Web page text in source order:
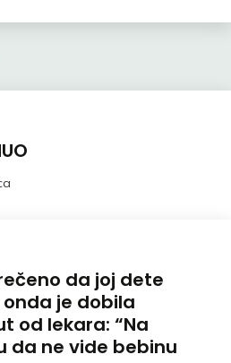
da joj dete
je dobila
od lekara: “Na
da ne vide bebinu